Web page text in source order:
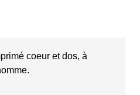
coeur et dos, à